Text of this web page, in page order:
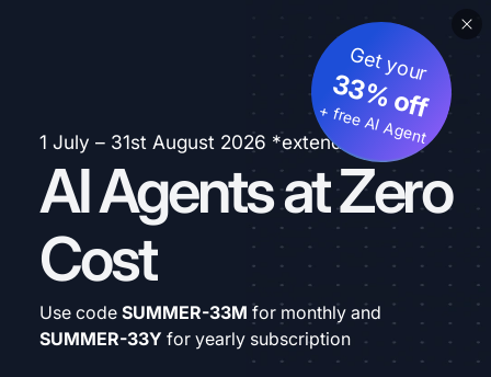
1 July – 31st August 2026 *extended
AI Agents at Zero
Cost
Get your
33% off
+ free AI Agent
Use code SUMMER-33M for monthly and
SUMMER-33Y for yearly subscription